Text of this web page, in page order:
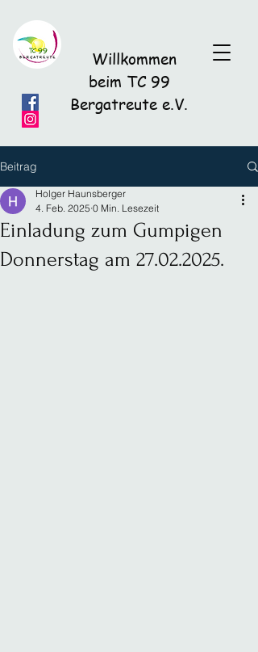
Willkommen
beim TC 99
Bergatreute e.V.
Beitrag
Einladung zum Gumpigen
Donnerstag am 27.02.2025.
Holger Haunsberger
4. Feb. 2025 0 Min. Lesezeit